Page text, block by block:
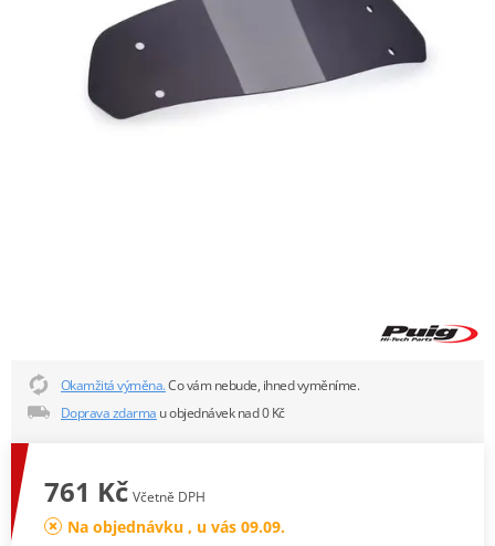
Okamžitá výměna.Co vám nebude, ihned vyměníme.
Doprava zdarma u objednávek nad 0 Kč
761 Kč Včetně DPH
Na objednávku , u vás 09.09.